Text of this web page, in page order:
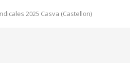
2025 Casva (Castellon)